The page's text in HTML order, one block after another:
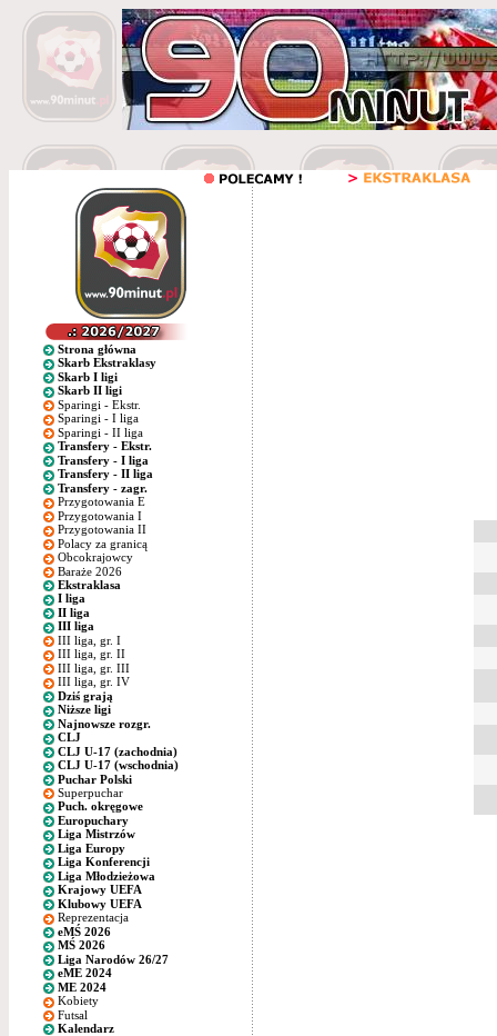
Strona główna
Skarb Ekstraklasy
Skarb I ligi
Skarb II ligi
Sparingi - Ekstr.
Sparingi - I liga
Sparingi - II liga
Transfery - Ekstr.
Transfery - I liga
Transfery - II liga
Transfery - zagr.
Przygotowania E
Przygotowania I
Przygotowania II
Polacy za granicą
Obcokrajowcy
Baraże 2026
Ekstraklasa
I liga
II liga
III liga
III liga, gr. I
III liga, gr. II
III liga, gr. III
III liga, gr. IV
Dziś grają
Niższe ligi
Najnowsze rozgr.
CLJ
CLJ U-17 (zachodnia)
CLJ U-17 (wschodnia)
Puchar Polski
Superpuchar
Puch. okręgowe
Europuchary
Liga Mistrzów
Liga Europy
Liga Konferencji
Liga Młodzieżowa
Krajowy UEFA
Klubowy UEFA
Reprezentacja
eMŚ 2026
MŚ 2026
Liga Narodów 26/27
eME 2024
ME 2024
Kobiety
Futsal
Kalendarz